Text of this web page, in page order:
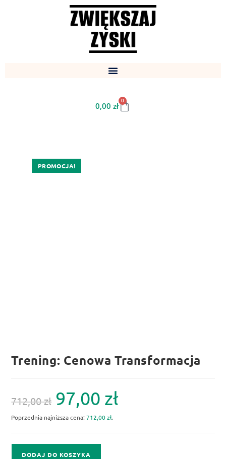
0,00 zł
0
PROMOCJA!
Trening: Cenowa Transformacja
712,00zł 97,00 zł
Poprzednia najniższa cena:712,00zł.
DODAJ DO KOSZYKA